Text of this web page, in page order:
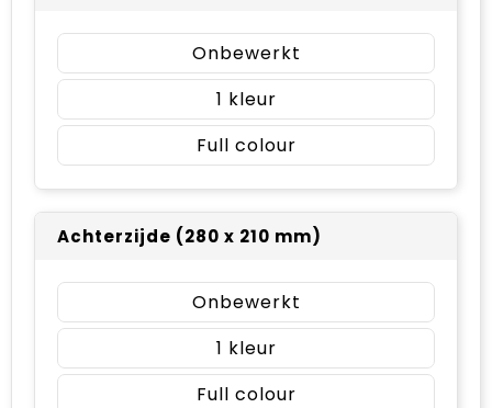
Onbewerkt
1
Full colour
Achterzijde (280 x 210 mm)
Onbewerkt
1
Full colour